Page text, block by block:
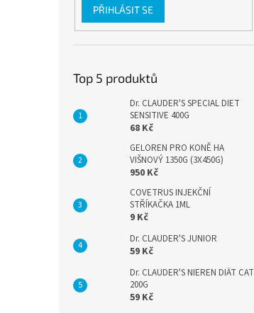
PŘIHLÁSIT SE
Top 5 produktů
Dr. CLAUDER'S SPECIAL DIET
SENSITIVE 400G
68 Kč
GELOREN PRO KONĚ HA
VIŠNOVÝ 1350G (3X450G)
950 Kč
COVETRUS INJEKČNÍ
STŘÍKAČKA 1ML
9 Kč
Dr. CLAUDER'S JUNIOR
59 Kč
Dr. CLAUDER'S NIEREN DIÄT CAT
200G
59 Kč